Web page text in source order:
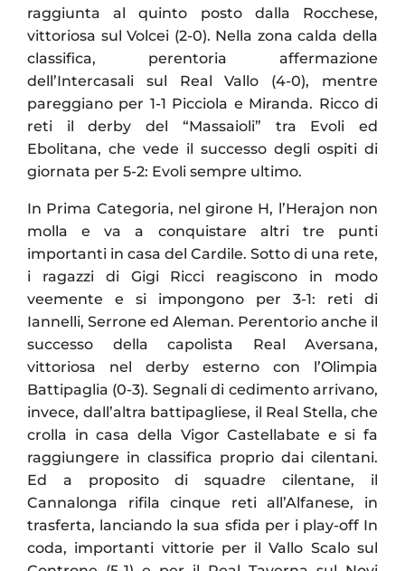
raggiunta al quinto posto dalla Rocchese,
vittoriosa sul Volcei (2-0). Nella zona calda della
classifica, perentoria affermazione
dell’Intercasali sul Real Vallo (4-0), mentre
pareggiano per 1-1 Picciola e Miranda. Ricco di
reti il derby del “Massaioli” tra Evoli ed
Ebolitana, che vede il successo degli ospiti di
giornata per 5-2: Evoli sempre ultimo.
In Prima Categoria, nel girone H, l’Herajon non
molla e va a conquistare altri tre punti
importanti in casa del Cardile. Sotto di una rete,
i ragazzi di Gigi Ricci reagiscono in modo
veemente e si impongono per 3-1: reti di
Iannelli, Serrone ed Aleman. Perentorio anche il
successo della capolista Real Aversana,
vittoriosa nel derby esterno con l’Olimpia
Battipaglia (0-3). Segnali di cedimento arrivano,
invece, dall’altra battipagliese, il Real Stella, che
crolla in casa della Vigor Castellabate e si fa
raggiungere in classifica proprio dai cilentani.
Ed a proposito di squadre cilentane, il
Cannalonga rifila cinque reti all’Alfanese, in
trasferta, lanciando la sua sfida per i play-off In
coda, importanti vittorie per il Vallo Scalo sul